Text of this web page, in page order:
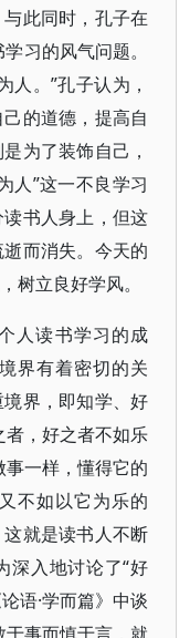
此同时，孔子在
习的风气问题。
人。”孔子认为，
的道德，提高自
为了装饰自己，
人”这一不良学习
书人身上，但这
而消失。今天的
树立良好学风。
人读书学习的成
界有着密切的关
界，即知学、好
者，好之者不如乐
事一样，懂得它的
不如以它为乐的
就是读书人不断
深入地讨论了“好
语·学而篇》中谈